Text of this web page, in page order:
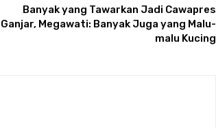
Banyak yang Tawarkan Jadi Cawapres
Ganjar, Megawati: Banyak Juga yang Malu-
malu Kucing